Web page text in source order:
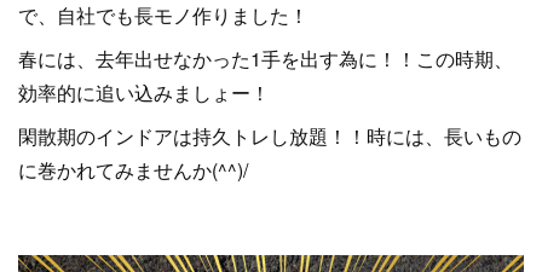
で、自社でも長モノ作りました！
春には、去年出せなかった1手を出す為に！！この時期、
効率的に追い込みましょー！
閑散期のインドアは持久トレし放題！！時には、長いもの
に巻かれてみませんか(^^)/